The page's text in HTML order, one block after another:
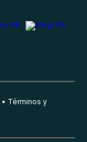
Términos y